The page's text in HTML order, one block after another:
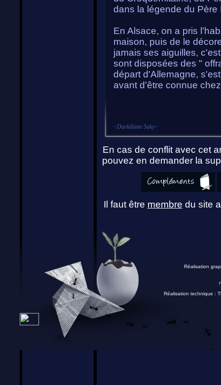
dans la légende du Père
En Alsace, on a pris
maison, puis de le
jamais ses aiguilles,
sont disposées des "
départ d'Allemagne,
avant d'être connue
~Darkiliane Suky~
En cas de conflit avec cet
pouvez en demander la
Il faut être membre du site
Réalisation
Réalisation technique :